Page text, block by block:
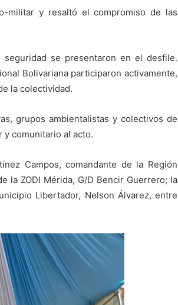
militar y resaltó el compromiso de las
se presentaron en el desfile.
Bolivariana participaron activamente,
la colectividad.
grupos ambientalistas y colectivos de
y comunitario al acto.
Campos, comandante de la Región
la ZODI Mérida, G/D Bencir Guerrero; la
Libertador, Nelson Álvarez, entre